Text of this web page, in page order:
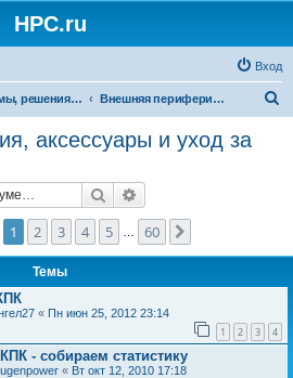
HPC.ru
Вход
Проблемы, решения, советы Внешняя периферия, аксессуары и уход за КПК
аксессуары и уход за
Поиск
1 из
1 2 3 4 5 60
Темы
« Пн июн 25, 2012 23:14
1 2 3 4
- собираем статистику
« Вт окт 12, 2010 17:18